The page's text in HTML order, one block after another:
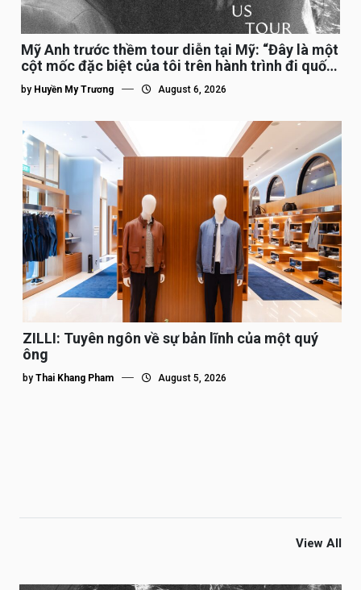
Mỹ Anh trước thềm tour diễn tại Mỹ: “Đây là một
cột mốc đặc biệt của tôi trên hành trình đi quốc
tế”
by Huyền My Trương August 6, 2026
ZILLI: Tuyên ngôn về sự bản lĩnh của một quý
ông
by Thai Khang Pham August 5, 2026
View All